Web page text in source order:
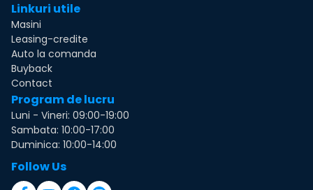
Linkuri utile
Masini
Leasing-credite
Auto la comanda
Buyback
Contact
Program de lucru
Luni - Vineri: 09:00-19:00
Sambata: 10:00-17:00
Duminica: 10:00-14:00
Follow Us